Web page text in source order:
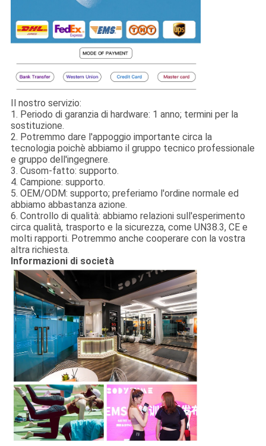
Il nostro servizio:
1. Periodo di garanzia di hardware: 1 anno; termini per la
sostituzione.
2. Potremmo dare l'appoggio importante circa la
tecnologia poichè abbiamo il gruppo tecnico professionale
e gruppo dell'ingegnere.
3. Cusom-fatto: supporto.
4. Campione: supporto.
5. OEM/ODM: supporto; preferiamo l'ordine normale ed
abbiamo abbastanza azione.
6. Controllo di qualità: abbiamo relazioni sull'esperimento
circa qualità, trasporto e la sicurezza, come UN38.3, CE e
molti rapporti. Potremmo anche cooperare con la vostra
altra richiesta.
Informazioni di società